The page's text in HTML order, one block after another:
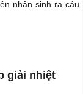
nhân sinh ra cáu
giải nhiệt